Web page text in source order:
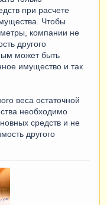
при расчете
Чтобы
компании не
другого
может быть
имущество и так
веса остаточной
необходимо
средств и не
другого